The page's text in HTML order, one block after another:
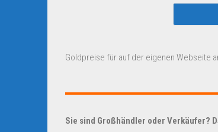
Goldpreise für auf der eigenen Webseite
Sie sind Großhändler oder Verkäufer?